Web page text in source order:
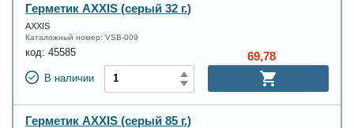
Герметик AXXIS (серый 32 г.)
AXXIS
Каталожный номер: VSB-009
код: 45585
В наличии
69,78
Герметик AXXIS (серый 85 г.)